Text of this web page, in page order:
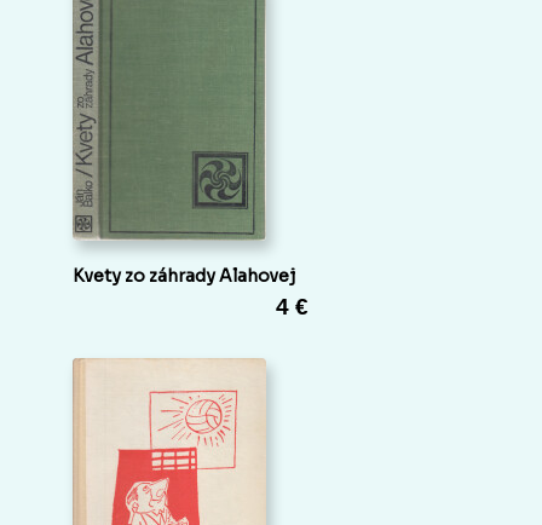
Kvety zo záhrady Alahovej
4 €